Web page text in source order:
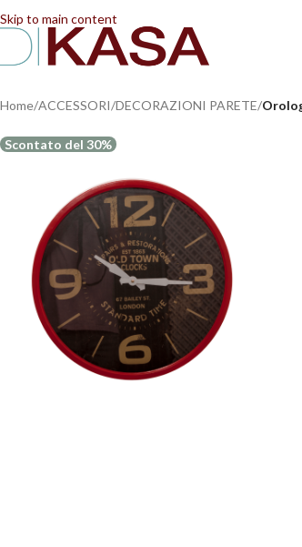
Skip to main content
Home/ACCESSORI/DECORAZIONI PARETE/
Scontato del 30%